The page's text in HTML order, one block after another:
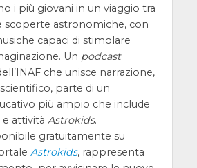
i più giovani in un viaggio tra
scoperte astronomiche, con
capaci di stimolare
Un podcast
che unisce narrazione,
parte di un
più ampio che include
attività Astrokids.
gratuitamente su
Astrokids, rappresenta